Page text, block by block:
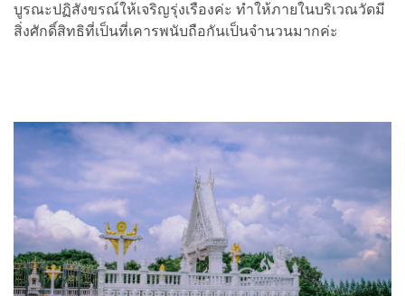
บูรณะปฏิสังขรณ์ให้เจริญรุ่งเรืองค่ะ ทำให้ภายในบริเวณวัดมี
สิ่งศักดิ์สิทธิที่เป็นที่เคารพนับถือกันเป็นจำนวนมากค่ะ